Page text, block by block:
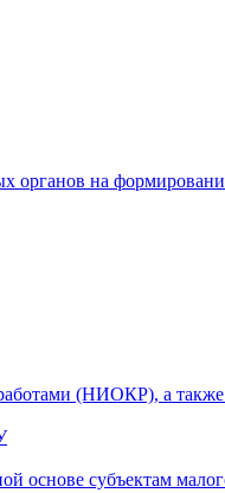
органов на
(НИОКР), а
основе субъектам